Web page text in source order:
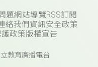
題網站導覽RSS訂閱
絡我們 資訊安全政策
政策版權宣告
教育廣播電台